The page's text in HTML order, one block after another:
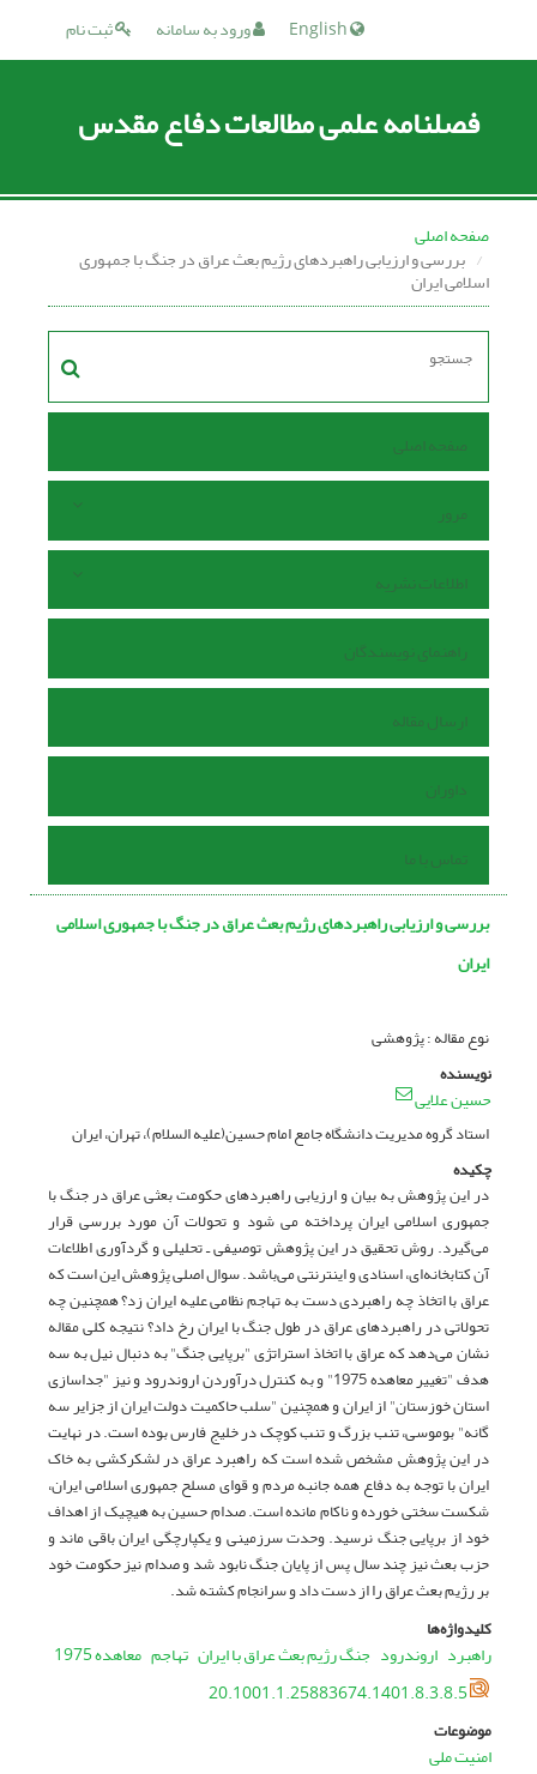
ثبت نام ورود به سامانه
فصلنامه علمی مطالعات دفاع مقدس
صفحه اصلی
بررسی و ارزیابی راهبردهای رژیم بعث عراق در جنگ با جمهوری
اسلامی ایران
صفحه اصلی
مرور
اطلاعات نشریه
راهنمای نویسندگان
ارسال مقاله
داوران
تماس با ما
بررسی و ارزیابی راهبردهای رژیم بعث عراق در جنگ با جمهوری اسلامی
ایران
نوع مقاله : پژوهشی
نویسنده
حسین علایی
استاد گروه مدیریت دانشگاه جامع امام حسین(علیه السلام)، تهران، ایران
چکیده
در این پژوهش به بیان و ارزیابی راهبردهای حکومت بعثی عراق در جنگ با
جمهوری اسلامی ایران پرداخته می شود و تحولات آن مورد بررسی قرار
می‌گیرد. روش تحقیق در این پژوهش توصیفی ـ تحلیلی و گردآوری اطلاعات
آن کتابخانه‌ای، اسنادی و اینترنتی می‌‌باشد. سوال اصلی پژوهش این است که
عراق با اتخاذ چه راهبردی دست به تهاجم نظامی علیه ایران زد؟ همچنین چه
تحولاتی در راهبردهای عراق در طول جنگ با ایران رخ داد؟ نتیجه کلی مقاله
نشان می‌دهد که عراق با اتخاذ استراتژی "برپایی جنگ" به دنبال نیل به سه
هدف "تغییر معاهده 1975" و به کنترل درآوردن اروندرود و نیز "جداسازی
استان خوزستان" از ایران و همچنین "سلب حاکمیت دولت ایران از جزایر سه
گانه" بوموسی، تنب بزرگ و تنب کوچک در خلیج فارس بوده است. در نهایت
در این پژوهش مشخص شده است که راهبرد عراق در لشکرکشی به خاک
ایران با توجه به دفاع همه جانبه مردم و قوای مسلح جمهوری اسلامی ایران،
شکست سختی خورده و ناکام مانده است. صدام حسین به هیچیک از اهداف
خود از برپایی جنگ نرسید. وحدت سرزمینی و یکپارچگی ایران باقی ماند و
حزب بعث نیز چند سال پس از پایان جنگ نابود شد و صدام نیز حکومت خود
بر رژیم بعث عراق را از دست داد و سرانجام کشته شد.
کلیدواژه‌ها
راهبرد اروندرود جنگ رژیم بعث عراق با ایران تهاجم معاهده 1975
20.1001.1.25883674.1401.8.3.8.5
موضوعات
امنیت ملی